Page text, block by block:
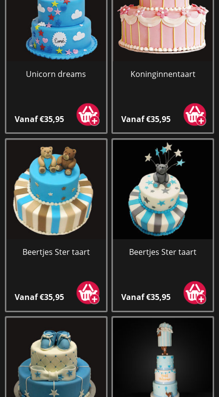
Unicorn dreams
Vanaf €35,95
Koninginnentaart
Vanaf €35,95
Beertjes Ster taart
Vanaf €35,95
Beertjes Ster taart
Vanaf €35,95